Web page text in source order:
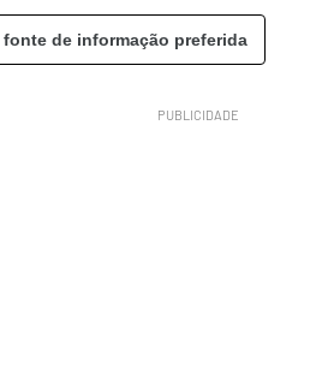
de informação preferida